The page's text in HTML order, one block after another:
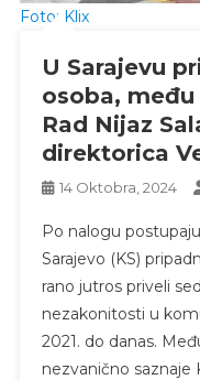
Foto: Klix
U Sarajevu
osoba,
Rad Nijaz
direktorica
14 Oktobra, 2024
Po nalogu
Sarajevo (KS)
rano jutros priveli
nezakonitosti u
2021. do danas.
nezvanično saznaje